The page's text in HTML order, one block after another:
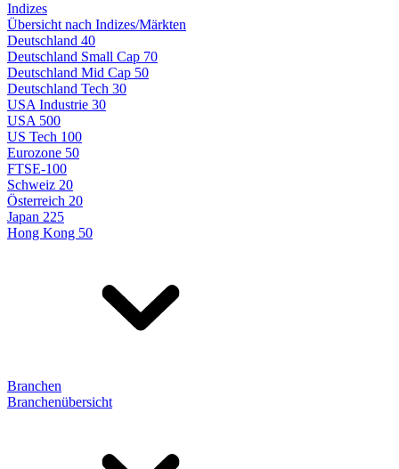
Indizes
Übersicht nach Indizes/Märkten
Deutschland 40
Deutschland Small Cap 70
Deutschland Mid Cap 50
Deutschland Tech 30
USA Industrie 30
USA 500
US Tech 100
Eurozone 50
FTSE-100
Schweiz 20
Österreich 20
Japan 225
Hong Kong 50
Branchen
Branchenübersicht